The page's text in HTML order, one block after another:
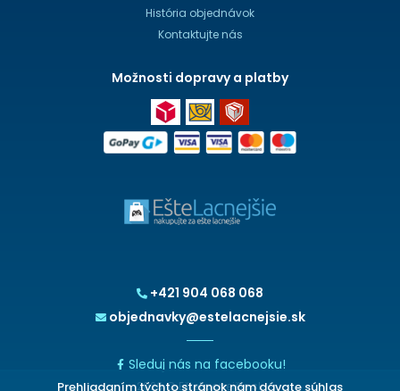
+421 904 068 068
objednavky@estelacnejsie.sk
Sleduj nás na facebooku!
2026 © EšteLacnejšie.sk
História objednávok
Kontaktujte nás
Možnosti dopravy a platby
Prehliadaním týchto stránok nám dávate súhlas